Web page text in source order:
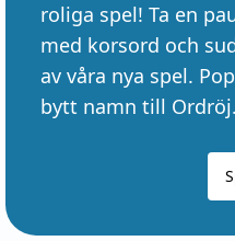
roliga spel! Ta en
med korsord och
av våra nya spel.
bytt namn till Ordröj.